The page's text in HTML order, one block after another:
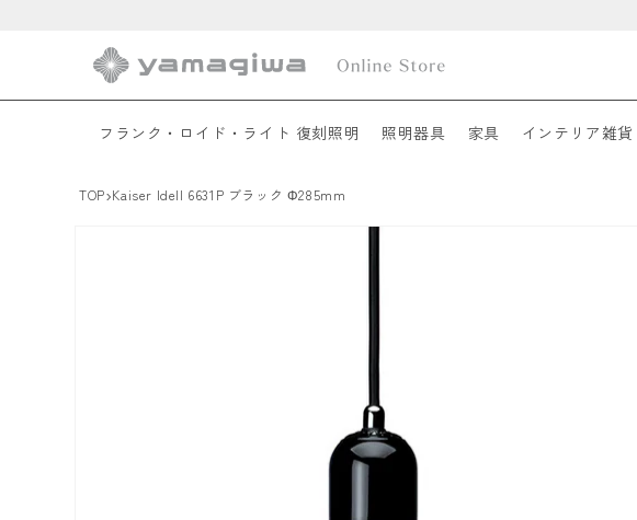
フランク・ロイド・ライト 復刻照明 照明器具 家具 インテリア雑貨
TOP›Kaiser Idell 6631P ブラック Φ285mm